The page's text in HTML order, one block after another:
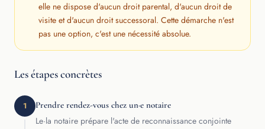
elle ne dispose d'aucun droit parental, d'aucun droit de
visite et d'aucun droit successoral. Cette démarche n'est
pas une option, c'est une nécessité absolue.
Les étapes concrètes
1 Prendre rendez-vous chez un·e notaire
Le·la notaire prépare l'acte de reconnaissance conjointe